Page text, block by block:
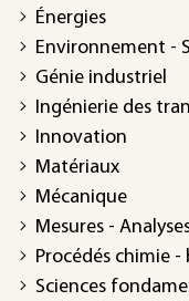
Énergies
Environnement -
Génie industriel
Ingénierie des
Innovation
Matériaux
Mécanique
Mesures -
Procédés chimie -
Sciences